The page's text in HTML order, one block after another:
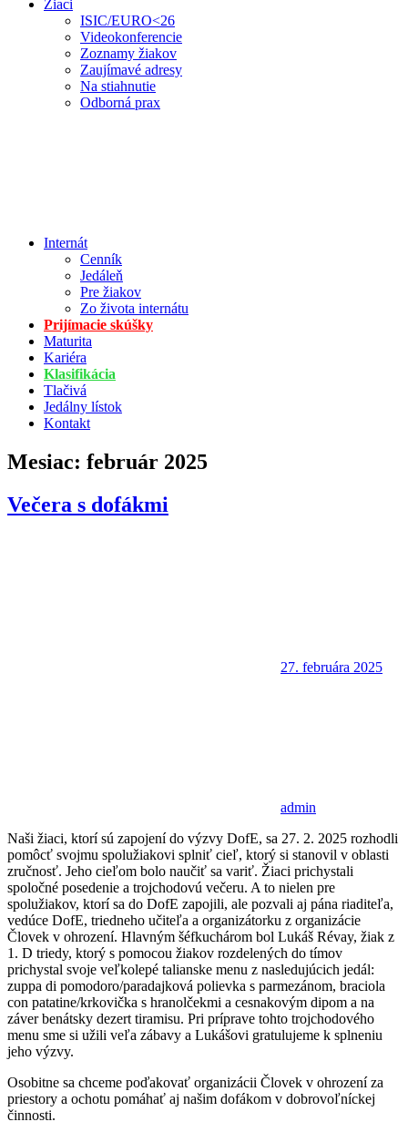
Žiaci
ISIC/EURO<26
Videokonferencie
Zoznamy žiakov
Zaujímavé adresy
Na stiahnutie
Odborná prax
Internát
Cenník
Jedáleň
Pre žiakov
Zo života internátu
Prijímacie skúšky
Maturita
Kariéra
Klasifikácia
Tlačivá
Jedálny lístok
Kontakt
Mesiac: február 2025
Večera s dofákmi
27. februára 2025
admin
Naši žiaci, ktorí sú zapojení do výzvy DofE, sa 27. 2. 2025 rozhodli
pomôcť svojmu spolužiakovi splniť cieľ, ktorý si stanovil v oblasti
zručnosť. Jeho cieľom bolo naučiť sa variť. Žiaci prichystali
spoločné posedenie a trojchodovú večeru. A to nielen pre
spolužiakov, ktorí sa do DofE zapojili, ale pozvali aj pána riaditeľa,
vedúce DofE, triedneho učiteľa a organizátorku z organizácie
Človek v ohrození. Hlavným šéfkuchárom bol Lukáš Révay, žiak z
1. D triedy, ktorý s pomocou žiakov rozdelených do tímov
prichystal svoje veľkolepé talianske menu z nasledujúcich jedál:
zuppa di pomodoro/paradajková polievka s parmezánom, braciola
con patatine/krkovička s hranolčekmi a cesnakovým dipom a na
záver benátsky dezert tiramisu. Pri príprave tohto trojchodového
menu sme si užili veľa zábavy a Lukášovi gratulujeme k splneniu
jeho výzvy.
Osobitne sa chceme poďakovať organizácii Človek v ohrození za
priestory a ochotu pomáhať aj našim dofákom v dobrovoľníckej
činnosti.